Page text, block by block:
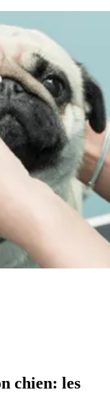
chien: les